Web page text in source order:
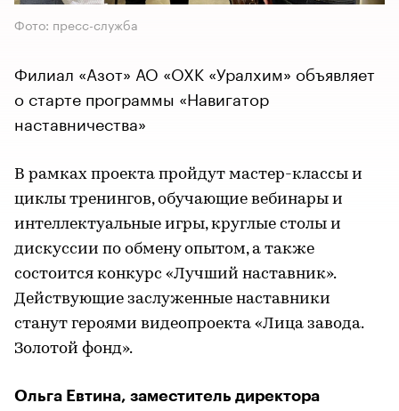
Фото: пресс-служба
Филиал «Азот» АО «ОХК «Уралхим» объявляет
о старте программы «Навигатор
наставничества»
В рамках проекта пройдут мастер-классы и
циклы тренингов, обучающие вебинары и
интеллектуальные игры, круглые столы и
дискуссии по обмену опытом, а также
состоится конкурс «Лучший наставник».
Действующие заслуженные наставники
станут героями видеопроекта «Лица завода.
Золотой фонд».
Ольга Евтина, заместитель директора